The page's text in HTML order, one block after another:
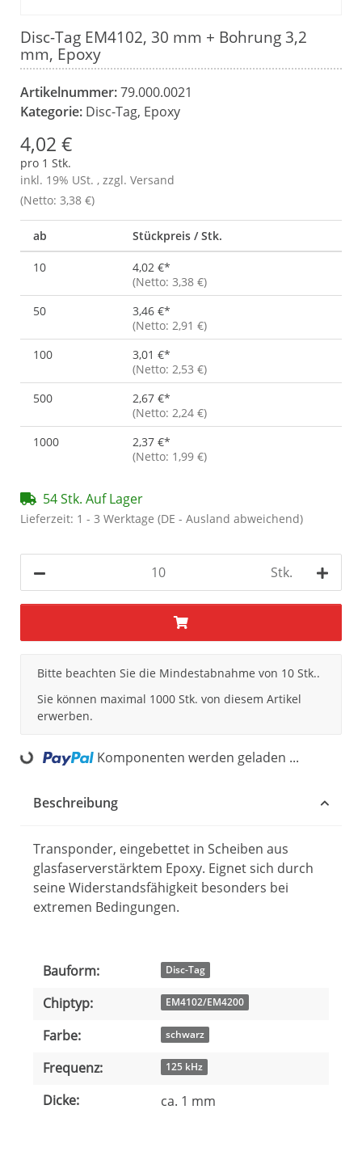
Disc-Tag EM4102, 30 mm + Bohrung 3,2
mm, Epoxy
Artikelnummer:79.000.0021
Kategorie: Disc-Tag, Epoxy
4,02 €
pro 1 Stk.
inkl. 19% USt. , zzgl. Versand
(Netto: 3,38 €)
ab Stückpreis / Stk.
10 4,02 €*
(Netto: 3,38 €)
50
3,46 €*
(Netto: 2,91 €)
100
3,01 €*
(Netto: 2,53 €)
500
2,67 €*
(Netto: 2,24 €)
1000
2,37 €*
(Netto: 1,99 €)
54 Stk. Auf Lager
Lieferzeit: 1 - 3 Werktage (DE - Ausland abweichend)
Stk.
x
Bitte beachten Sie die Mindestabnahme von 10 Stk..
Sie können maximal 1000 Stk. von diesem Artikel
erwerben.
Komponenten werden geladen ...
Beschreibung
Transponder, eingebettet in Scheiben aus
glasfaserverstärktem Epoxy. Eignet sich durch
seine Widerstandsfähigkeit besonders bei
extremen Bedingungen.
Produkteigenschaft
Wert
Bauform: Disc-Tag
Chiptyp: EM4102/EM4200
Farbe: schwarz
Frequenz: 125 kHz
Dicke: ca. 1 mm